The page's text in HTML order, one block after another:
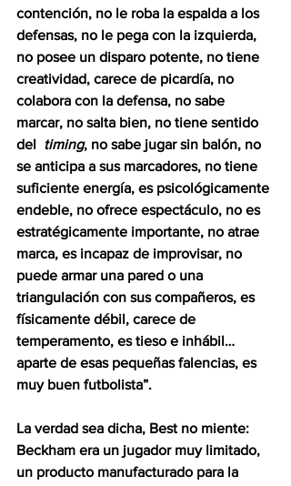
contención, no le roba la espalda a los
defensas, no le pega con la izquierda,
no posee un disparo potente, no tiene
creatividad, carece de picardía, no
colabora con la defensa, no sabe
marcar, no salta bien, no tiene sentido
del timing, no sabe jugar sin balón, no
se anticipa a sus marcadores, no tiene
suficiente energía, es psicológicamente
endeble, no ofrece espectáculo, no es
estratégicamente importante, no atrae
marca, es incapaz de improvisar, no
puede armar una pared o una
triangulación con sus compañeros, es
físicamente débil, carece de
temperamento, es tieso e inhábil…
aparte de esas pequeñas falencias, es
muy buen futbolista”.
La verdad sea dicha, Best no miente:
Beckham era un jugador muy limitado,
un producto manufacturado para la